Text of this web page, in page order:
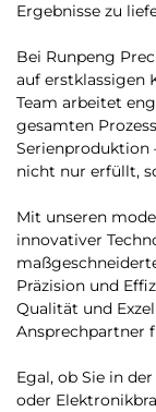
Ergebnisse zu
Bei Runpeng
auf erstklassigen
Team arbeitet
gesamten
Serienproduktion
nicht nur erfüllt,
Mit unseren
innovativer
Präzision und
Qualität und
Ansprechpartner
Egal, ob Sie in
oder